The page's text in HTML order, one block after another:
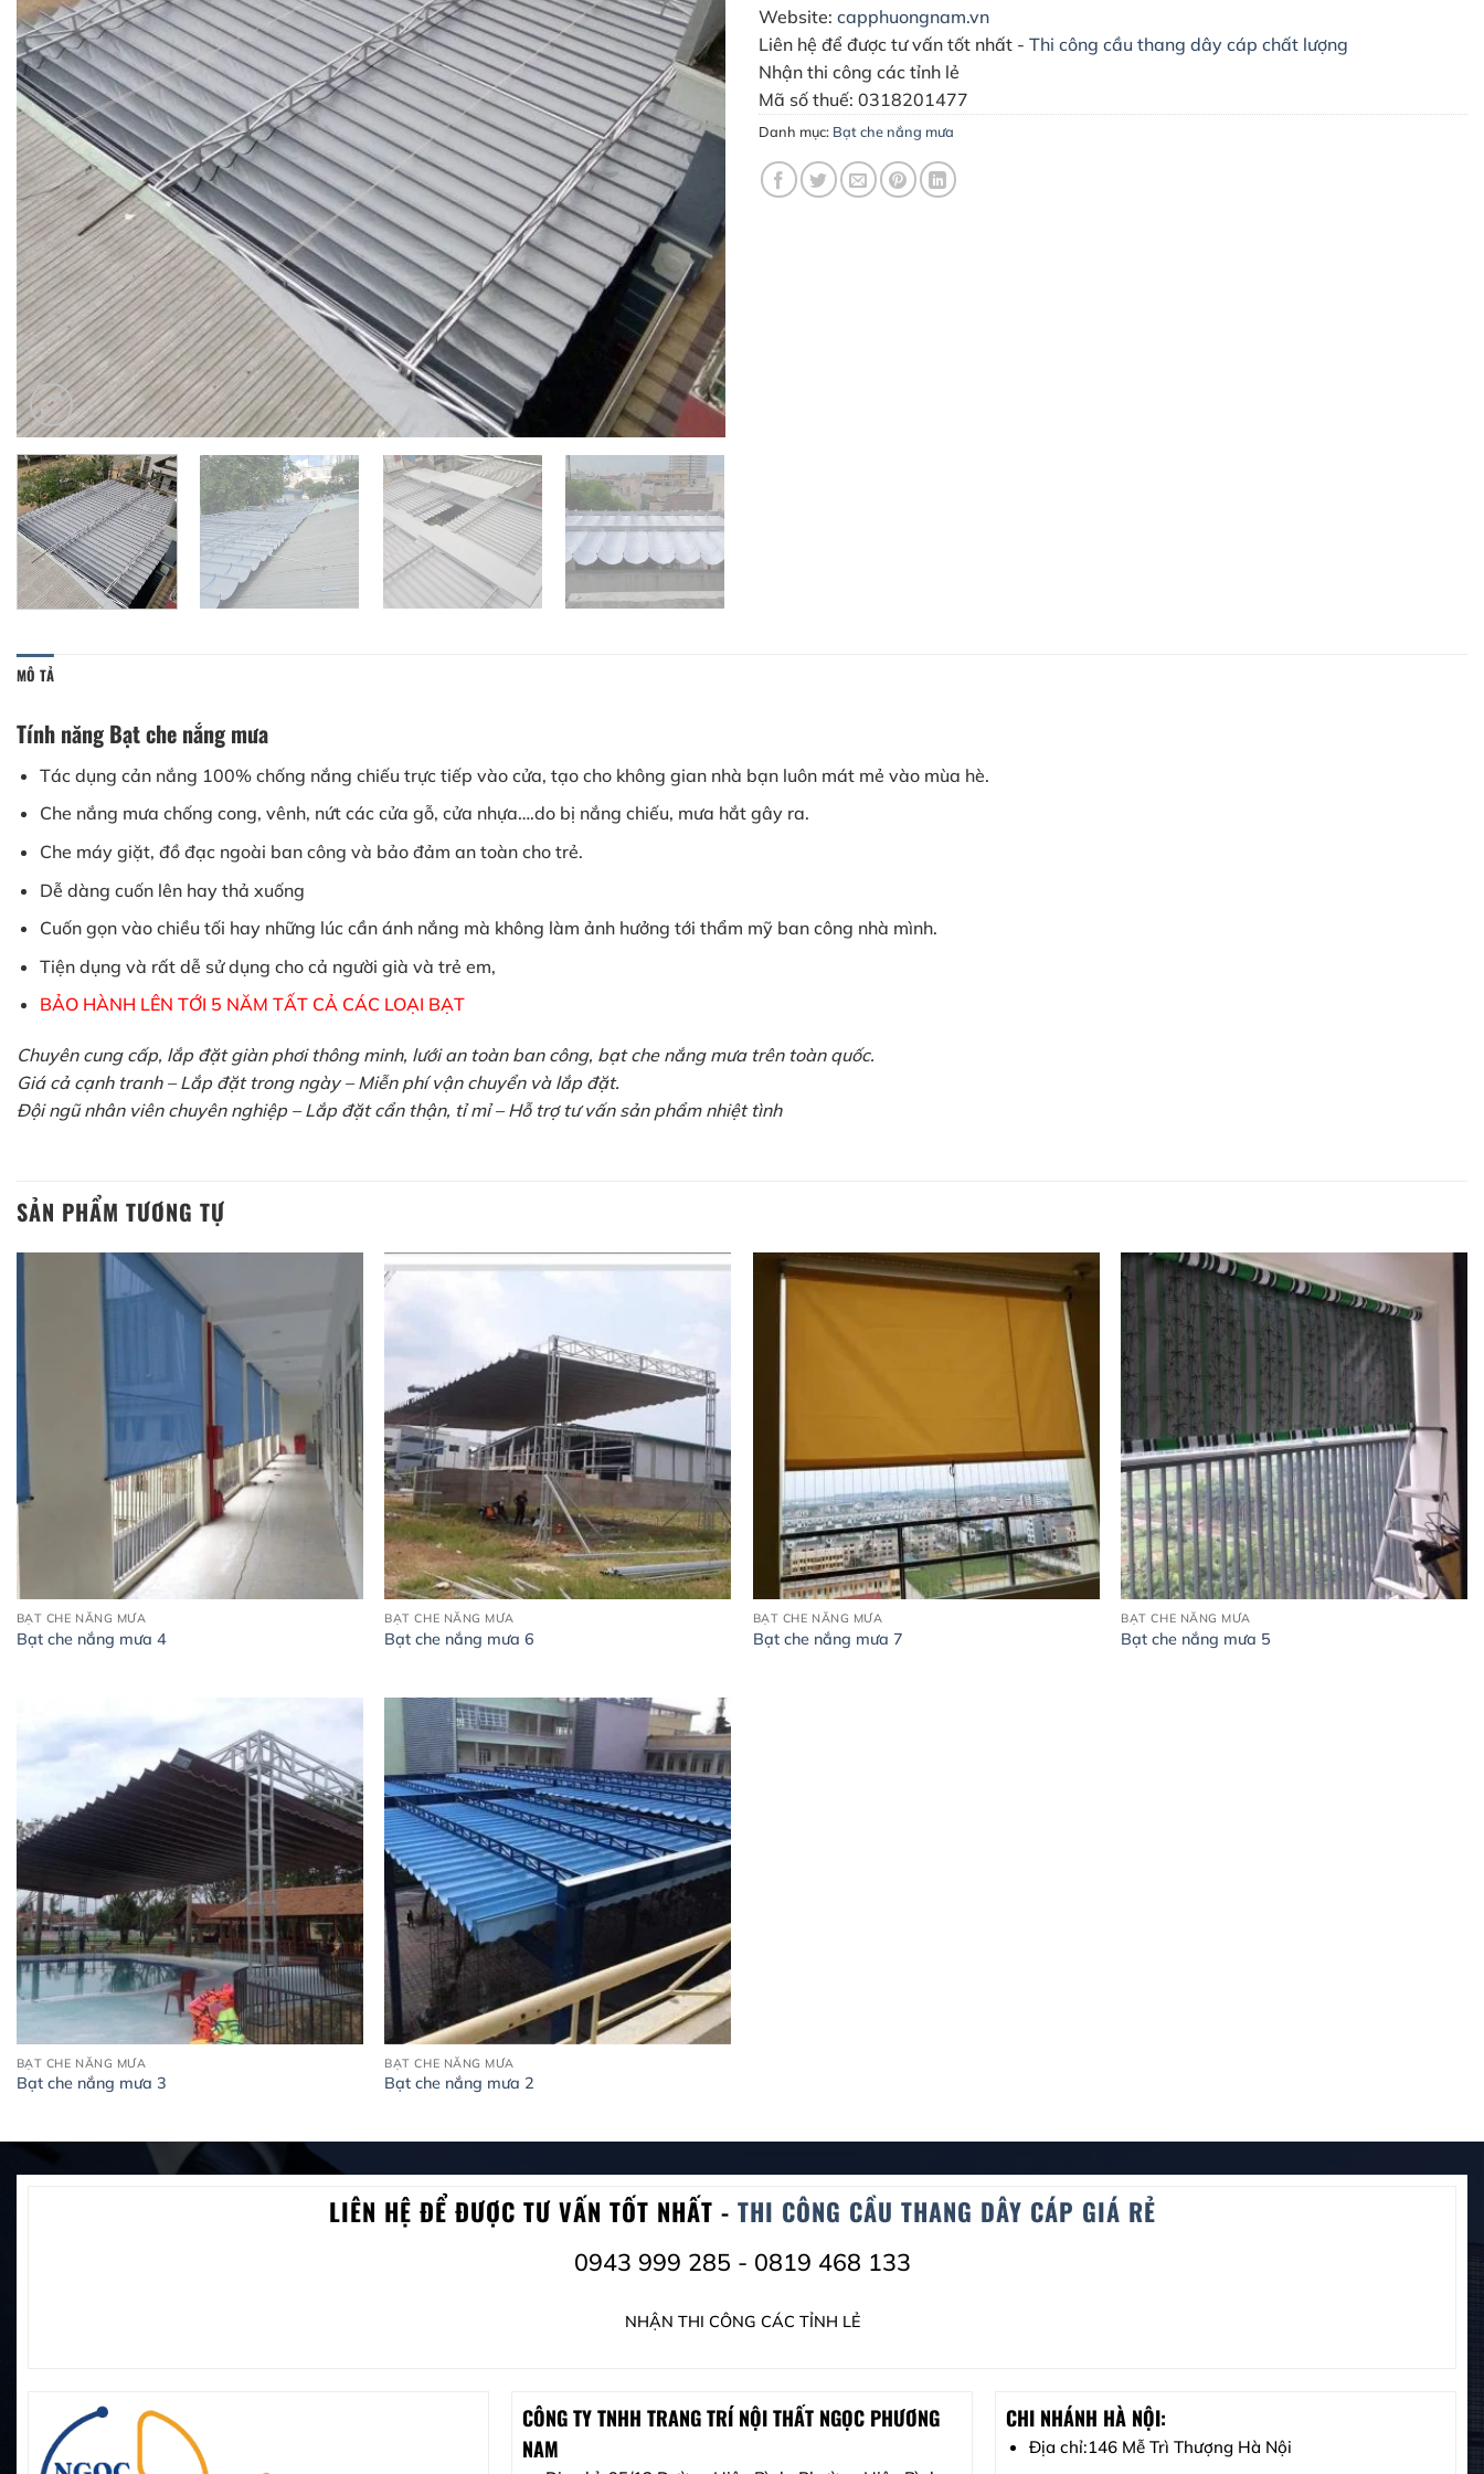
Website: capphuongnam.vn
Liên hệ để được tư vấn tốt nhất - Thi công cầu thang dây cáp chất lượng
Nhận thi công các tỉnh lẻ
Mã số thuế: 0318201477
Danh mục: Bạt che nắng mưa
MÔ TẢ
Tính năng Bạt che nắng mưa
Tác dụng cản nắng 100% chống nắng chiếu trực tiếp vào cửa, tạo cho không gian nhà bạn luôn mát mẻ vào mùa hè.
Che nắng mưa chống cong, vênh, nứt các cửa gỗ, cửa nhựa….do bị nắng chiếu, mưa hắt gây ra.
Che máy giặt, đồ đạc ngoài ban công và bảo đảm an toàn cho trẻ.
Dễ dàng cuốn lên hay thả xuống
Cuốn gọn vào chiều tối hay những lúc cần ánh nắng mà không làm ảnh hưởng tới thẩm mỹ ban công nhà mình.
Tiện dụng và rất dễ sử dụng cho cả người già và trẻ em,
BẢO HÀNH LÊN TỚI 5 NĂM TẤT CẢ CÁC LOẠI BẠT
Chuyên cung cấp, lắp đặt giàn phơi thông minh, lưới an toàn ban công, bạt che nắng mưa trên toàn quốc.
Giá cả cạnh tranh – Lắp đặt trong ngày – Miễn phí vận chuyển và lắp đặt.
Đội ngũ nhân viên chuyên nghiệp – Lắp đặt cẩn thận, tỉ mỉ – Hỗ trợ tư vấn sản phẩm nhiệt tình
SẢN PHẨM TƯƠNG TỰ
BẠT CHE NẮNG MƯA
Bạt che nắng mưa 4
BẠT CHE NẮNG MƯA
Bạt che nắng mưa 6
BẠT CHE NẮNG MƯA
Bạt che nắng mưa 7
BẠT CHE NẮNG MƯA
Bạt che nắng mưa 5
BẠT CHE NẮNG MƯA
Bạt che nắng mưa 3
BẠT CHE NẮNG MƯA
Bạt che nắng mưa 2
LIÊN HỆ ĐỂ ĐƯỢC TƯ VẤN TỐT NHẤT - THI CÔNG CẦU THANG DÂY CÁP GIÁ RẺ
0943 999 285 - 0819 468 133
NHẬN THI CÔNG CÁC TỈNH LẺ
CÔNG TY TNHH TRANG TRÍ NỘI THẤT NGỌC PHƯƠNG
NAM
CHI NHÁNH HÀ NỘI:
Địa chỉ:146 Mễ Trì Thượng Hà Nội